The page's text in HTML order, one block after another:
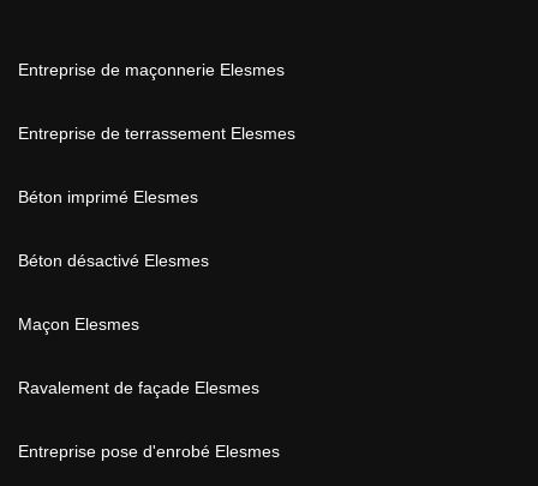
Entreprise de maçonnerie Elesmes
Entreprise de terrassement Elesmes
Béton imprimé Elesmes
Béton désactivé Elesmes
Maçon Elesmes
Ravalement de façade Elesmes
Entreprise pose d'enrobé Elesmes